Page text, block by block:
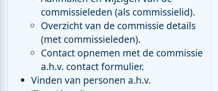
commissieleden (als commissielid).
Overzicht van de commissie details
(met commissieleden).
Contact opnemen met de commissie
a.h.v. contact formulier.
Vinden van personen a.h.v.